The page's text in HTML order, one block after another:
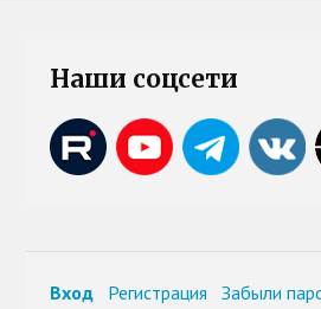
Наши соцсети
Вход Регистрация
Забыли